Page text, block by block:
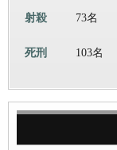
射殺 73名
死刑 103名